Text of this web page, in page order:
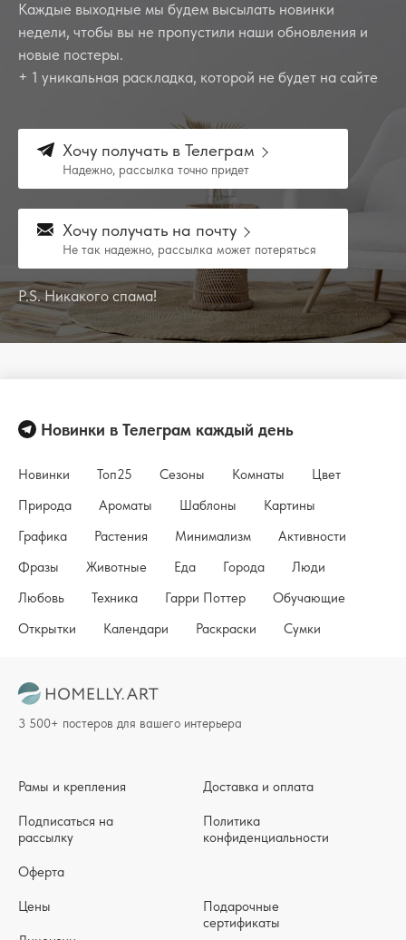
Каждые выходные мы будем высылать новинки
недели, чтобы вы не пропустили наши обновления и
новые постеры.
+ 1 уникальная раскладка, которой не будет на сайте
Хочу получать в Телеграм
Надежно, рассылка точно придет
Хочу получать на почту
Не так надежно, рассылка может потеряться
P.S. Никакого спама!
Новинки в Телеграм каждый день
Новинки Топ25 Сезоны Комнаты
Цвет
Природа
Ароматы Шаблоны
Картины
Графика
Растения Минимализм
Активности
Фразы
Животные Еда Города
Люди
Любовь
Техника Гарри Поттер
Обучающие
Открытки
Календари Раскраски Сумки
Рамы и крепления
Подписаться на
рассылку
Оферта
Доставка и оплата
Политика
конфиденциальности
Цены
Подарочные
сертификаты
3 500+ постеров для вашего интерьера